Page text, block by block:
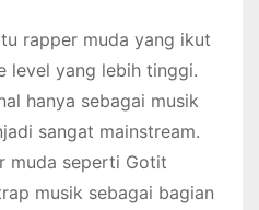
rapper muda yang ikut
level yang lebih tinggi.
hanya sebagai musik
sangat mainstream.
muda seperti Gotit
musik sebagai bagian